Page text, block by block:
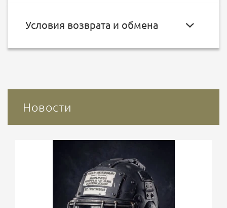
Условия возврата и обмена
Новости